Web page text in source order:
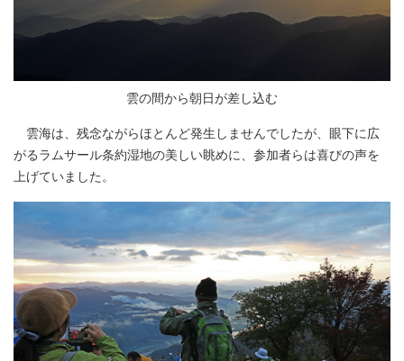
雲の間から朝日が差し込む
雲海は、残念ながらほとんど発生しませんでしたが、眼下に広
がるラムサール条約湿地の美しい眺めに、参加者らは喜びの声を
上げていました。